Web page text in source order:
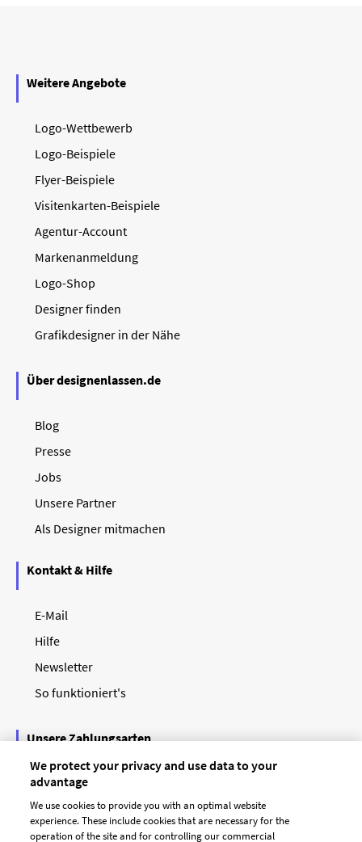
Weitere Angebote
Logo-Wettbewerb
Logo-Beispiele
Flyer-Beispiele
Visitenkarten-Beispiele
Agentur-Account
Markenanmeldung
Logo-Shop
Designer finden
Grafikdesigner in der Nähe
Über designenlassen.de
Blog
Presse
Jobs
Unsere Partner
Als Designer mitmachen
Kontakt & Hilfe
E-Mail
Hilfe
Newsletter
So funktioniert's
Unsere Zahlungsarten
We protect your privacy and use data to your
advantage
We use cookies to provide you with an optimal website
experience. These include cookies that are necessary for the
operation of the site and for controlling our commercial